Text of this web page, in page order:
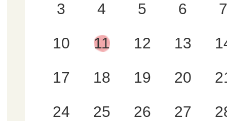
3 4 5 6 7
10 11 12 13
17 18 19 20
24 25 26 27